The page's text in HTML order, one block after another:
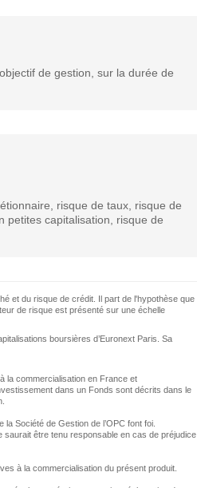
de gestion, sur la durée de
risque de taux, risque de
petites capitalisation, risque de
et du risque de crédit. Il part de l'hypothèse que
de risque est présenté sur une échelle
boursières d’Euronext Paris. Sa
la commercialisation en France et
dans un Fonds sont décrits dans le
Société de Gestion de l’OPC font foi.
être tenu responsable en cas de préjudice
à la commercialisation du présent produit.